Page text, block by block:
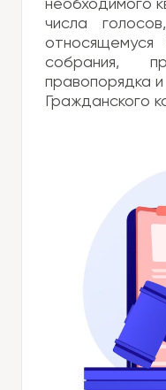
необходимого
числа
собрания,
правопорядка и
Гражданского